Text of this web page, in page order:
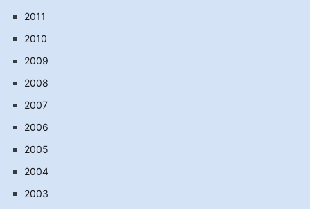
2011
2010
2009
2008
2007
2006
2005
2004
2003